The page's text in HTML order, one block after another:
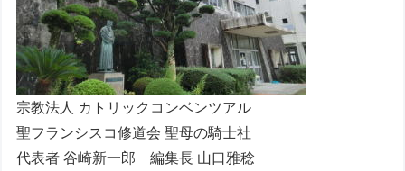
宗教法人 カトリックコンベンツアル
聖フランシスコ修道会 聖母の騎士社
代表者 谷崎新一郎 編集長 山口雅稔